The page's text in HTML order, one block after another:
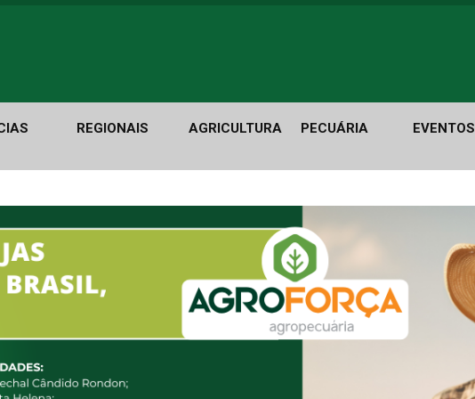
REGIONAIS AGRICULTURA PECUÁRIA EVENTOS